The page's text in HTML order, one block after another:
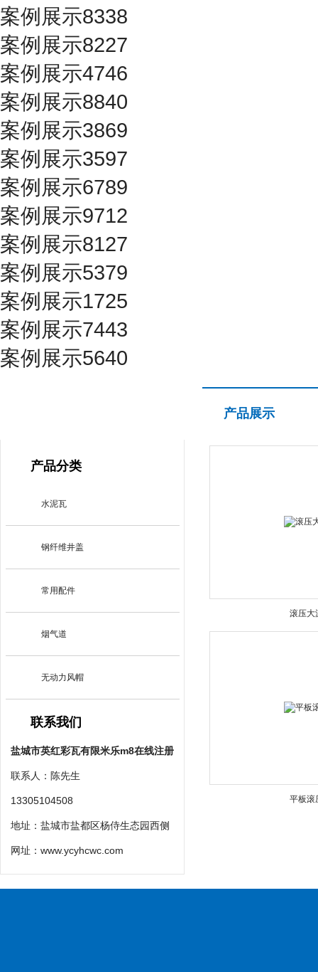
案例展示8338
案例展示8227
案例展示4746
案例展示8840
案例展示3869
案例展示3597
案例展示6789
案例展示9712
案例展示8127
案例展示5379
案例展示1725
案例展示7443
案例展示5640
产品分类
水泥瓦
钢纤维井盖
常用配件
烟气道
无动力风帽
联系我们
盐城市英红彩瓦有限米乐m8在线注册
联系人：陈先生
13305104508
地址：盐城市盐都区杨侍生态园西侧
网址： www.ycyhcwc.com
产品展示
滚压大
平板滚